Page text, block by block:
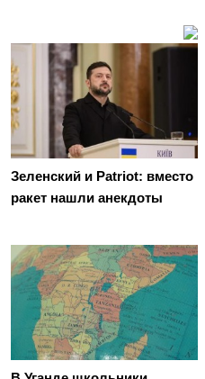
Зеленский и Patriot: вместо
ракет нашли анекдоты